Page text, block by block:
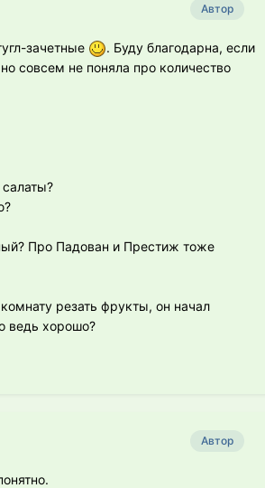
Автор
зачетные
. Буду благодарна, если
совсем не поняла про количество
Про Падован и Престиж тоже
резать фрукты, он начал
ведь хорошо?
Автор